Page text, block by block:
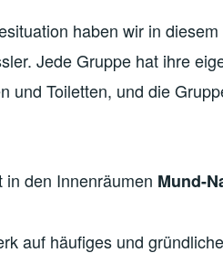
haben wir in
Jede Gruppe hat ihre
und Toiletten, und die
den Innenräumen Mund-
auf häufiges und